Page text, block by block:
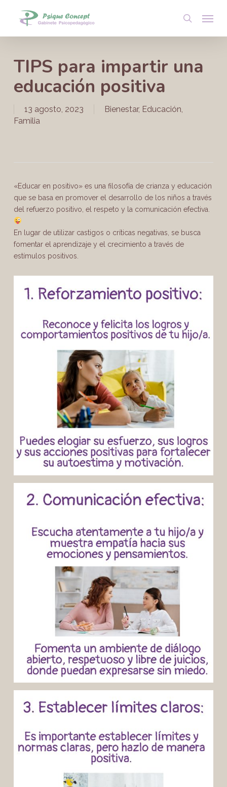
search
TIPS para impartir una
educación positiva
13 agosto, 2023 Bienestar, Educación,
Familia
«Educar en positivo» es una filosofía de crianza y educación
que se basa en promover el desarrollo de los niños a través
del refuerzo positivo, el respeto y la comunicación efectiva.
En lugar de utilizar castigos o críticas negativas, se busca
fomentar el aprendizaje y el crecimiento a través de
estímulos positivos.